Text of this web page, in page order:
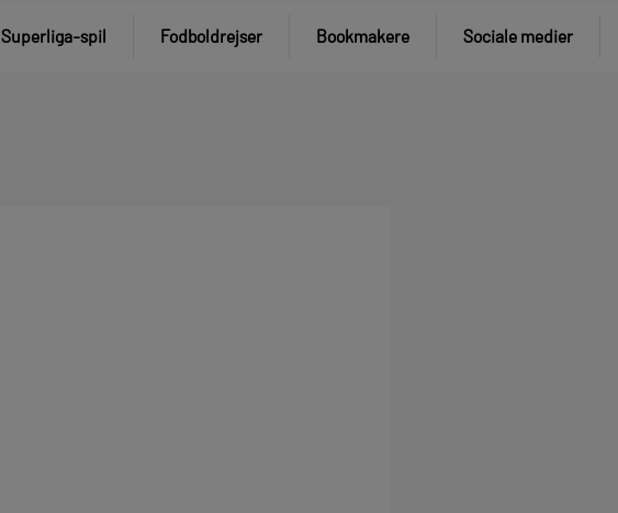
Superliga-spil Fodboldrejser Bookmakere Sociale medier